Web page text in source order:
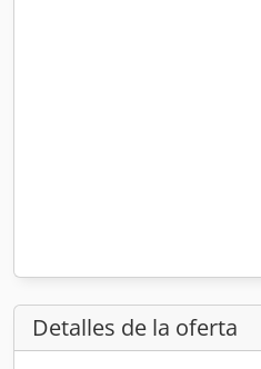
Detalles de la oferta